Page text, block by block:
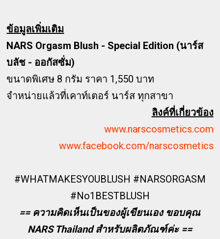
ข้อมูลเพิ่มเติม
NARS Orgasm Blush - Special Edition (นาร์ส
บลัช - ออกัสซั่ม)
ขนาดพิเศษ 8 กรัม ราคา 1,550 บาท
จำหน่ายแล้วที่เคาท์เตอร์ นาร์ส ทุกสาขา
ลิงค์ที่เกี่ยวข้อง
www.narscosmetics.com
www.facebook.com/narscosmetics
#WHATMAKESYOUBLUSH #NARSORGASM
#No1BESTBLUSH
== ความคิดเห็นเป็นของผู้เขียนเอง ขอบคุณ
NARS Thailand สำหรับผลิตภัณฑ์ค่ะ ==